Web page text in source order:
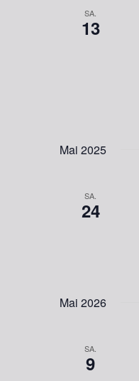
SA.
13
Mai 2025
SA.
24
Mai 2026
SA.
9